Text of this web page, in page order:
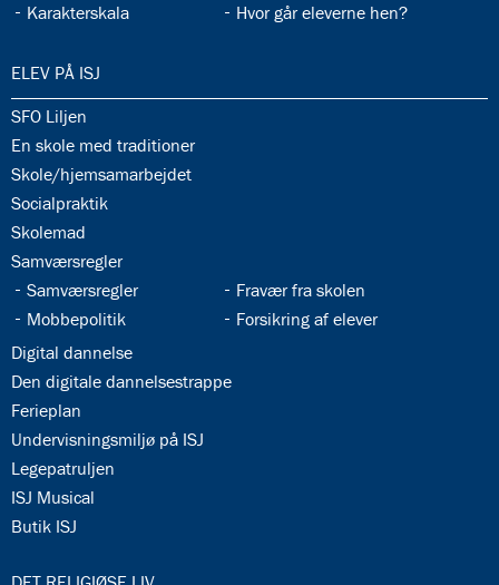
33.13:
Karakterskala 33.14:
Hvor går eleverne hen?
34.0:
ELEV PÅ ISJ
34.1:
SFO Liljen
34.2:
En skole med traditioner
34.3:
Skole/hjemsamarbejdet
34.4:
Socialpraktik
34.5:
Skolemad
34.6:
Samværsregler
34.7:
Samværsregler 34.8:
Fravær fra skolen
34.9:
Mobbepolitik 34.10:
Forsikring af elever
34.11:
Digital dannelse
34.12:
Den digitale dannelsestrappe
34.13:
Ferieplan
34.14:
Undervisningsmiljø på ISJ
34.15:
Legepatruljen
34.16:
ISJ Musical
34.17:
Butik ISJ